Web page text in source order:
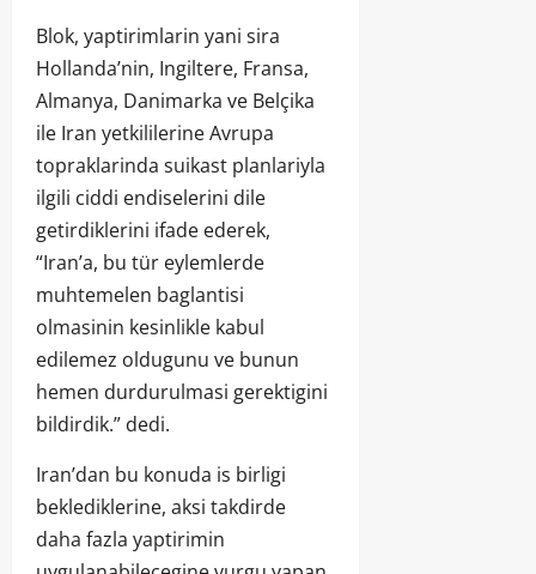
Blok, yaptirimlarin yani sira
Hollanda’nin, Ingiltere, Fransa,
Almanya, Danimarka ve Belçika
ile Iran yetkililerine Avrupa
topraklarinda suikast planlariyla
ilgili ciddi endiselerini dile
getirdiklerini ifade ederek,
“Iran’a, bu tür eylemlerde
muhtemelen baglantisi
olmasinin kesinlikle kabul
edilemez oldugunu ve bunun
hemen durdurulmasi gerektigini
bildirdik.” dedi.
Iran’dan bu konuda is birligi
beklediklerine, aksi takdirde
daha fazla yaptirimin